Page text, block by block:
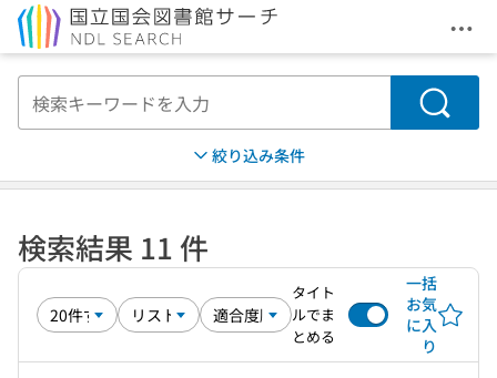
メ
検索
絞り込み条件
検索結果 11 件
タイト
ルでま
とめる
一括
お気
に入
り